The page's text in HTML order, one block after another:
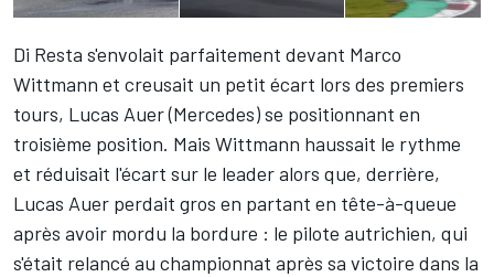
Di Resta s'envolait parfaitement devant Marco
Wittmann et creusait un petit écart lors des premiers
tours, Lucas Auer (Mercedes) se positionnant en
troisième position. Mais Wittmann haussait le rythme
et réduisait l'écart sur le leader alors que, derrière,
Lucas Auer perdait gros en partant en tête-à-queue
après avoir mordu la bordure : le pilote autrichien, qui
s'était relancé au championnat après sa victoire dans la